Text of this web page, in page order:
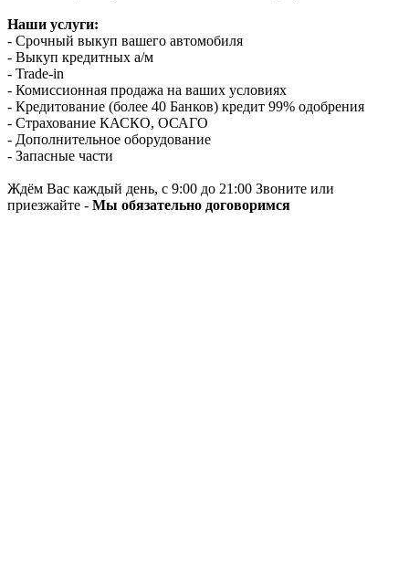
Наши услуги:
- Срочный выкуп вашего автомобиля
- Выкуп кредитных а/м
- Trade-in
- Комиссионная продажа на ваших условиях
- Кредитование (более 40 Банков) кредит 99% одобрения
- Страхование КАСКО, ОСАГО
- Дополнительное оборудование
- Запасные части
Ждём Вас каждый день, с 9:00 до 21:00 Звоните или
приезжайте - Мы обязательно договоримся